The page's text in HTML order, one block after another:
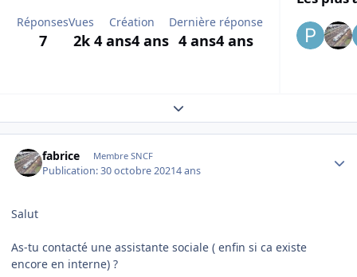
Réponses
7
Vues
2k
Création
4 ans4 ans
Dernière réponse
4 ans4 ans
Expand topic overview
fabrice Membre SNCF
Publication:30 octobre 20214 ans
Salut
As-tu contacté une assistante sociale ( enfin si ca existe
encore en interne) ?